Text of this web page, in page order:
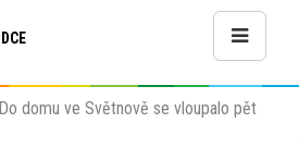
Do domu ve Světnově se vloupalo pět